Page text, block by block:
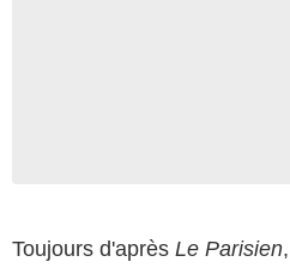
Toujours d'après Le Parisien